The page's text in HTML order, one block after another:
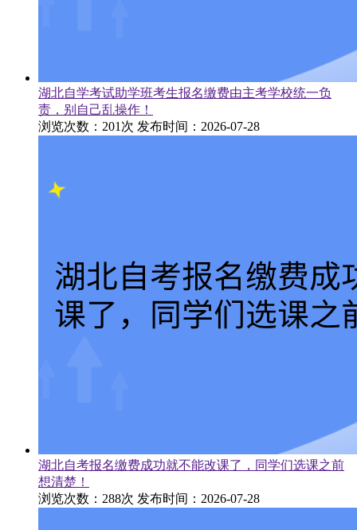
湖北自学考试助学班考生报名缴费由主考学校统一负
责，别自己乱操作！
浏览次数：201次 发布时间：2026-07-28
湖北自考报名缴费成功就不能改课了，同学们选课之前
想清楚！
浏览次数：288次 发布时间：2026-07-28